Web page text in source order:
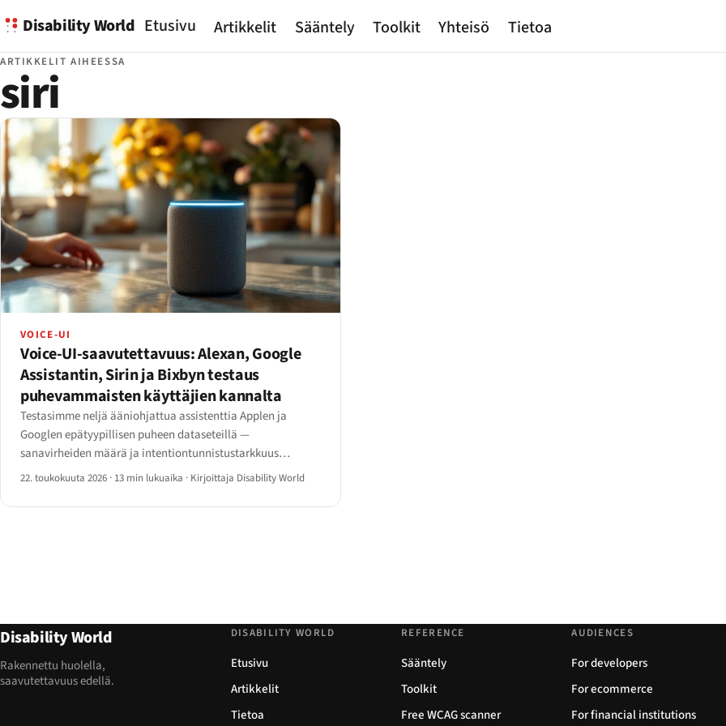
Disability World Etusivu Artikkelit Sääntely Toolkit Yhteisö Tietoa
ARTIKKELIT AIHEESSA
siri
VOICE-UI
Voice-UI-saavutettavuus: Alexan, Google
Assistantin, Sirin ja Bixbyn testaus
puhevammaisten käyttäjien kannalta
Testasimme neljä ääniohjattua assistenttia Applen ja
Googlen epätyypillisen puheen dataseteillä —
sanavirheiden määrä ja intentiontunnistustarkkuus
puhetilanteen mukaan. Tässä on tulosmatriisi,
suunnittelijoiden pitäisi tietää.
22. toukokuuta 2026 · 13 min lukuaika · Kirjoittaja Disability World
Disability World
Rakennettu huolella,
saavutettavuus edellä.
DISABILITY WORLD
Etusivu
Artikkelit
Tietoa
REFERENCE
Sääntely
Toolkit
Free WCAG scanner
AUDIENCES
For developers
For ecommerce
For financial institutions